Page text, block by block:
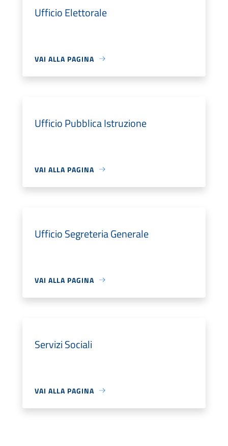
Ufficio Elettorale
VAI ALLA PAGINA
Ufficio Pubblica Istruzione
VAI ALLA PAGINA
Ufficio Segreteria Generale
VAI ALLA PAGINA
Servizi Sociali
VAI ALLA PAGINA